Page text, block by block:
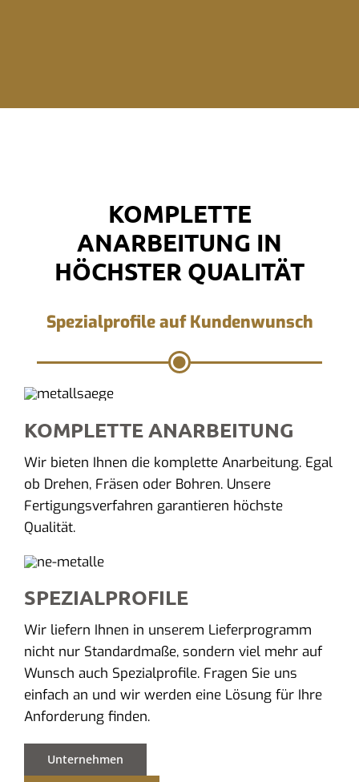
KOMPLETTE
ANARBEITUNG IN
HÖCHSTER QUALITÄT
Spezialprofile auf Kundenwunsch
KOMPLETTE ANARBEITUNG
Wir bieten Ihnen die komplette Anarbeitung. Egal
ob Drehen, Fräsen oder Bohren. Unsere
Fertigungsverfahren garantieren höchste
Qualität.
SPEZIALPROFILE
Wir liefern Ihnen in unserem Lieferprogramm
nicht nur Standardmaße, sondern viel mehr auf
Wunsch auch Spezialprofile. Fragen Sie uns
einfach an und wir werden eine Lösung für Ihre
Anforderung finden.
Unternehmen